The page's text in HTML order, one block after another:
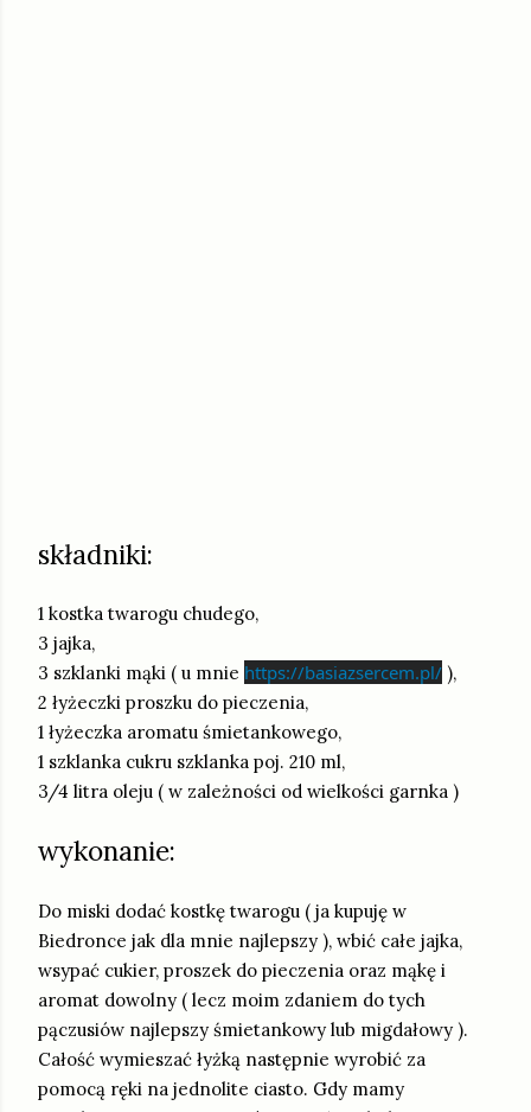
składniki:
1 kostka twarogu chudego,
3 jajka,
3 szklanki mąki ( u mnie https://basiazsercem.pl/ ),
2 łyżeczki proszku do pieczenia,
1 łyżeczka aromatu śmietankowego,
1 szklanka cukru szklanka poj. 210 ml,
3/4 litra oleju ( w zależności od wielkości garnka )
wykonanie:
Do miski dodać kostkę twarogu ( ja kupuję w
Biedronce jak dla mnie najlepszy ), wbić całe jajka,
wsypać cukier, proszek do pieczenia oraz mąkę i
aromat dowolny ( lecz moim zdaniem do tych
pączusiów najlepszy śmietankowy lub migdałowy ).
Całość wymieszać łyżką następnie wyrobić za
pomocą ręki na jednolite ciasto. Gdy mamy